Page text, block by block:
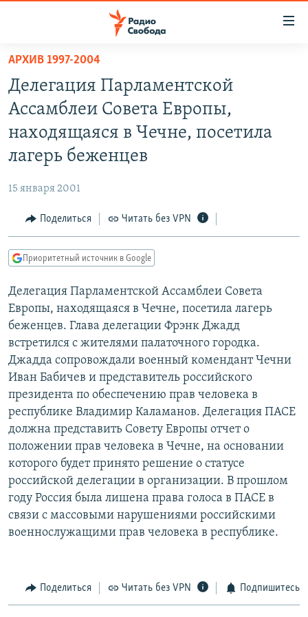
упрощенного
доступа
Вернуться
основному
содержанию
Вернутся
навигации
Вернутся
ПОДКАСТЫ
ЦИТАТЫ СВОБОДЫ
КУЛЬТУРА
IDEL.РЕАЛИИ
КАВКАЗ.РЕАЛИИ
СИБИРЬ.РЕАЛИИ
РАСПИСАНИЕ ВЕЩАНИЯ
ПОДПИШИТЕСЬ НА РАССЫЛКУ
СОЦИАЛЬНЫЕ СЕТИ
Все сайты РСЕ/РС
АРХИВ 1997-2004
Делегация Парламентской
Ассамблеи Совета Европы,
находящаяся в Чечне, посетила
лагерь беженцев
15 января 2001
Поделиться Читать без VPN
Приоритетный источник в Google
Делегация Парламентской Ассамблеи Совета
Европы, находящаяся в Чечне, посетила лагерь
беженцев. Глава делегации Фрэнк Джадд
встретился с жителями палаточного городка.
Джадда сопровождали военный комендант Чечни
Иван Бабичев и представитель российского
президента по обеспечению прав человека в
республике Владимир Каламанов. Делегация ПАСЕ
должна представить Совету Европы отчет о
положении прав человека в Чечне, на основании
которого будет принято решение о статусе
российской делегации в организации. В прошлом
году Россия была лишена права голоса в ПАСЕ в
связи с массовыми нарушениями российскими
военнослужащими прав человека в республике.
Поделиться Читать без VPN Подпишитесь